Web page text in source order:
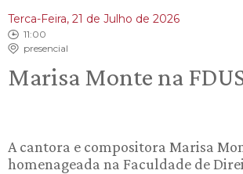
Terca-Feira, 21 de Julho de 2026
11:00
presencial
Marisa Monte na
A cantora e compositora Marisa
homenageada na Faculdade de